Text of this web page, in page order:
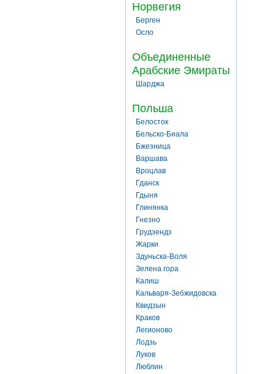
Норвегия
Берген
Осло
Объединенные
Арабские Эмираты
Шарджа
Польша
Белосток
Бельско-Биала
Бжезница
Варшава
Вроцлав
Гданск
Гдыня
Глинянка
Гнезно
Грудзендз
Жарки
Здуньска-Воля
Зелена гора
Калиш
Кальваря-Зебжидовска
Квидзын
Краков
Легионово
Лодзь
Луков
Люблин